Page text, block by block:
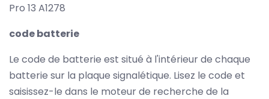
Pro 13 A1278
code batterie
Le code de batterie est situé à l'intérieur de chaque
batterie sur la plaque signalétique. Lisez le code et
saisissez-le dans le moteur de recherche de la